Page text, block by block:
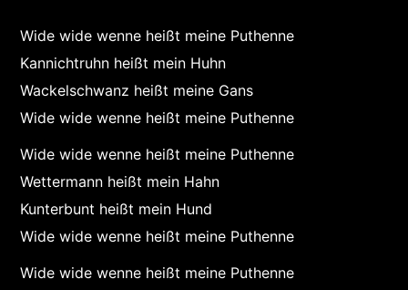
Wide wide wenne heißt meine Puthenne
Kannichtruhn heißt mein Huhn
Wackelschwanz heißt meine Gans
Wide wide wenne heißt meine Puthenne
Wide wide wenne heißt meine Puthenne
Wettermann heißt mein Hahn
Kunterbunt heißt mein Hund
Wide wide wenne heißt meine Puthenne
Wide wide wenne heißt meine Puthenne